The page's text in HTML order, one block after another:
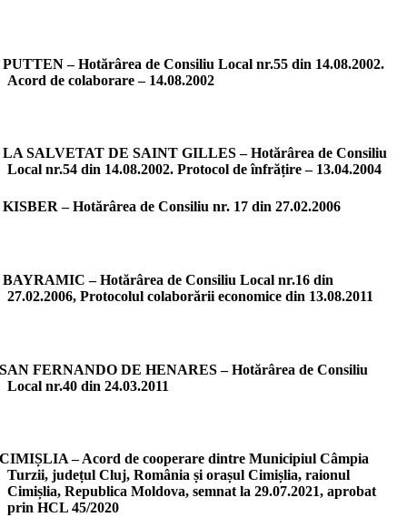
PUTTEN – Hotărârea de Consiliu Local nr.55 din 14.08.2002.
Acord de colaborare – 14.08.2002
LA SALVETAT DE SAINT GILLES – Hotărârea de Consiliu
Local nr.54 din 14.08.2002. Protocol de înfrățire – 13.04.2004
KISBER – Hotărârea de Consiliu nr. 17 din 27.02.2006
BAYRAMIC – Hotărârea de Consiliu Local nr.16 din
27.02.2006, Protocolul colaborării economice din 13.08.2011
SAN FERNANDO DE HENARES – Hotărârea de Consiliu
Local nr.40 din 24.03.2011
CIMIȘLIA – Acord de cooperare dintre Municipiul Câmpia
Turzii, județul Cluj, România și orașul Cimișlia, raionul
Cimișlia, Republica Moldova, semnat la 29.07.2021, aprobat
prin HCL 45/2020